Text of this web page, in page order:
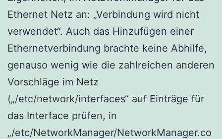
Ethernet Netz an: „Verbindung wird nicht
verwendet“. Auch das Hinzufügen einer
Ethernetverbindung brachte keine Abhilfe,
genauso wenig wie die zahlreichen anderen
Vorschläge im Netz
(„/etc/network/interfaces“ auf Einträge für
das Interface prüfen, in
„/etc/NetworkManager/NetworkManager.co